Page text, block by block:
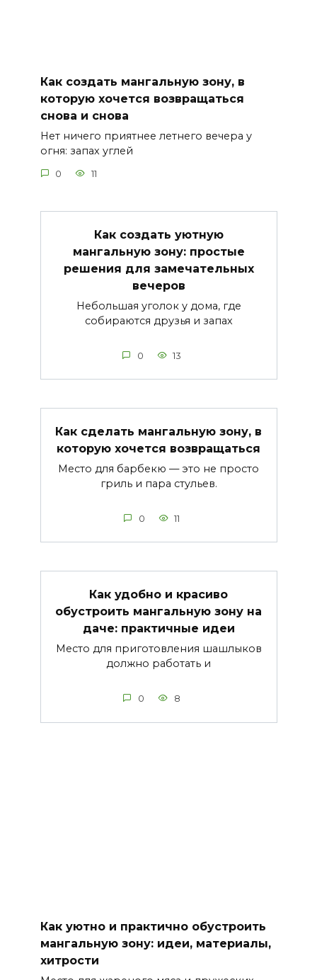
Как создать мангальную зону, в
которую хочется возвращаться
снова и снова
Нет ничего приятнее летнего вечера у
огня: запах углей
0 11
Как создать уютную
мангальную зону: простые
решения для замечательных
вечеров
Небольшая уголок у дома, где
собираются друзья и запах
0 13
Как сделать мангальную зону, в
которую хочется возвращаться
Место для барбекю — это не просто
гриль и пара стульев.
0 11
Как удобно и красиво
обустроить мангальную зону на
даче: практичные идеи
Место для приготовления шашлыков
должно работать и
0 8
Как уютно и практично обустроить
мангальную зону: идеи, материалы,
хитрости